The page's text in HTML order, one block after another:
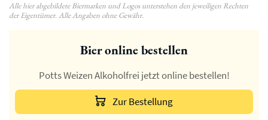
Alle hier abgebildete Biermarken und Logos unterstehen den jeweiligen Rechten
der Eigentümer. Alle Angaben ohne Gewähr.
Bier online bestellen
Potts Weizen Alkoholfrei jetzt online bestellen!
Zur Bestellung